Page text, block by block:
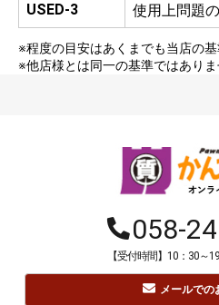
USED-3
使用上問題
※程度の目安はあくまでも当店の基
※他店様とは同一の基準ではありま
058-
【受付時間】10：30～
メールでの